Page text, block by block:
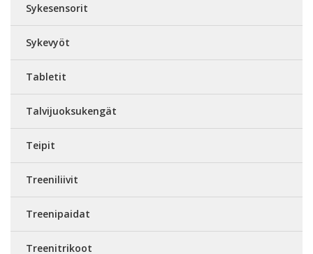
Sykesensorit
Sykevyöt
Tabletit
Talvijuoksukengät
Teipit
Treeniliivit
Treenipaidat
Treenitrikoot